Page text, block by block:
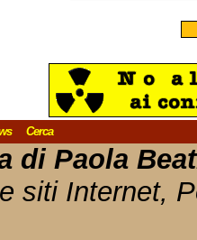
Cerca
di Paola
siti Internet,